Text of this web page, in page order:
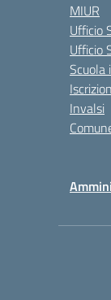
MIUR
Ufficio
Ufficio
Scuola
Invalsi